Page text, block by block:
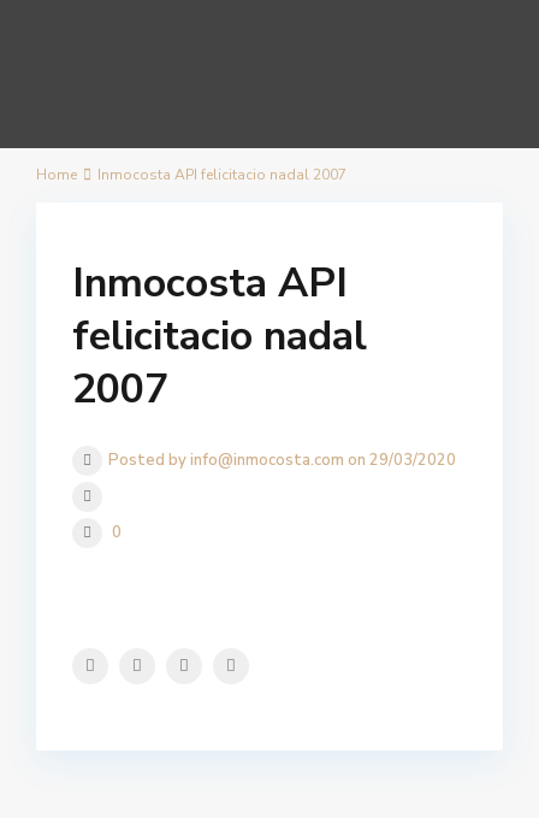
Home Inmocosta API felicitacio nadal 2007
Inmocosta API
felicitacio nadal
2007
Posted by info@inmocosta.com on 29/03/2020
0